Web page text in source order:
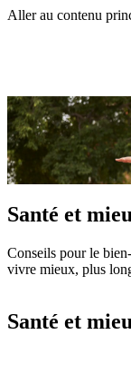
Aller au contenu
Santé et
Conseils pour le
vivre mieux, plus
Santé et